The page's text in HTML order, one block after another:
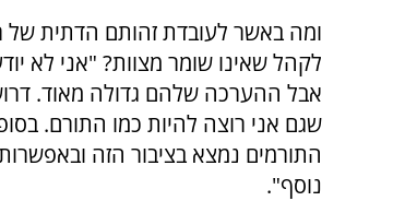
ומה באשר לעובדת זהותם הדתית של
לקהל שאינו שומר מצוות? "אני לא
אבל ההערכה שלהם גדולה מאוד.
שגם אני רוצה להיות כמו התורם.
התורמים נמצא בציבור הזה
נוסף".